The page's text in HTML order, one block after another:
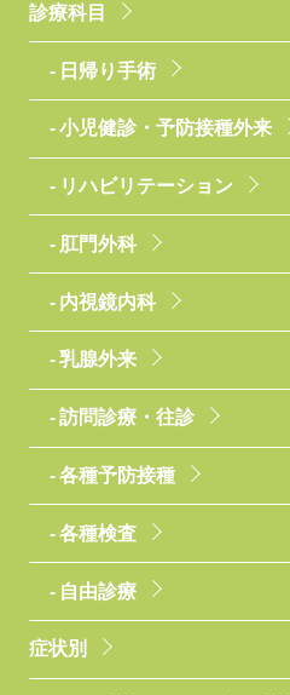
診療科目
日帰り手術
小児健診・予防接種外来
リハビリテーション
肛門外科
内視鏡内科
乳腺外来
訪問診療・往診
各種予防接種
各種検査
自由診療
症状別